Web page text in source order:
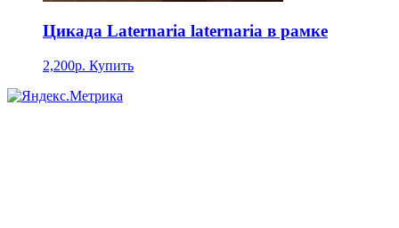
Цикада Laternaria laternaria в рамке
2,200р. Купить